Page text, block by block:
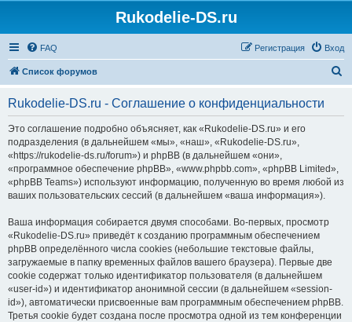
Rukodelie-DS.ru
FAQ Вход
Регистрация
Список форумов
Rukodelie-DS.ru - Соглашение о конфиденциальности
Это соглашение подробно объясняет, как «Rukodelie-DS.ru» и его
подразделения (в дальнейшем «мы», «наш», «Rukodelie-DS.ru»,
«https://rukodelie-ds.ru/forum») и phpBB (в дальнейшем «они»,
«программное обеспечение phpBB», «www.phpbb.com», «phpBB Limited»,
«phpBB Teams») используют информацию, полученную во время любой из
ваших пользовательских сессий (в дальнейшем «ваша информация»).
Ваша информация собирается двумя способами. Во-первых, просмотр
«Rukodelie-DS.ru» приведёт к созданию программным обеспечением
phpBB определённого числа cookies (небольшие текстовые файлы,
загружаемые в папку временных файлов вашего браузера). Первые две
cookie содержат только идентификатор пользователя (в дальнейшем
«user-id») и идентификатор анонимной сессии (в дальнейшем «session-
id»), автоматически присвоенные вам программным обеспечением phpBB.
Третья cookie будет создана после просмотра одной из тем конференции